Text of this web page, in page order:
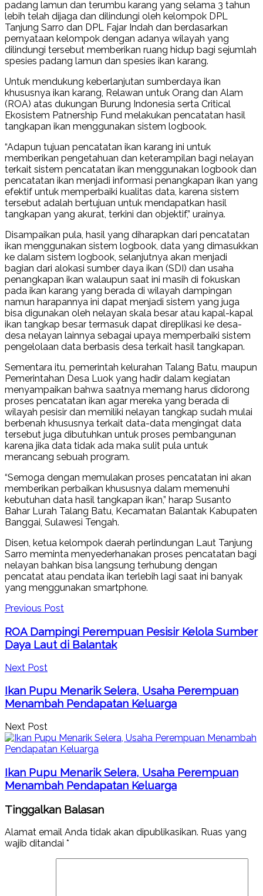
padang lamun dan terumbu karang yang selama 3 tahun
lebih telah dijaga dan dilindungi oleh kelompok DPL
Tanjung Sarro dan DPL Fajar Indah dan berdasarkan
pernyataan kelompok dengan adanya wilayah yang
dilindungi tersebut memberikan ruang hidup bagi sejumlah
spesies padang lamun dan spesies ikan karang.
Untuk mendukung keberlanjutan sumberdaya ikan
khususnya ikan karang, Relawan untuk Orang dan Alam
(ROA) atas dukungan Burung Indonesia serta Critical
Ekosistem Patnership Fund melakukan pencatatan hasil
tangkapan ikan menggunakan sistem logbook.
“Adapun tujuan pencatatan ikan karang ini untuk
memberikan pengetahuan dan keterampilan bagi nelayan
terkait sistem pencatatan ikan menggunakan logbook dan
pencatatan ikan menjadi informasi penangkapan ikan yang
efektif untuk memperbaiki kualitas data, karena sistem
tersebut adalah bertujuan untuk mendapatkan hasil
tangkapan yang akurat, terkini dan objektif,” urainya.
Disampaikan pula, hasil yang diharapkan dari pencatatan
ikan menggunakan sistem logbook, data yang dimasukkan
ke dalam sistem logbook, selanjutnya akan menjadi
bagian dari alokasi sumber daya ikan (SDI) dan usaha
penangkapan ikan walaupun saat ini masih di fokuskan
pada ikan karang yang berada di wilayah dampingan
namun harapannya ini dapat menjadi sistem yang juga
bisa digunakan oleh nelayan skala besar atau kapal-kapal
ikan tangkap besar termasuk dapat direplikasi ke desa-
desa nelayan lainnya sebagai upaya memperbaiki sistem
pengelolaan data berbasis desa terkait hasil tangkapan.
Sementara itu, pemerintah kelurahan Talang Batu, maupun
Pemerintahan Desa Luok yang hadir dalam kegiatan
menyampaikan bahwa saatnya memang harus didorong
proses pencatatan ikan agar mereka yang berada di
wilayah pesisir dan memiliki nelayan tangkap sudah mulai
berbenah khususnya terkait data-data mengingat data
tersebut juga dibutuhkan untuk proses pembangunan
karena jika data tidak ada maka sulit pula untuk
merancang sebuah program.
“Semoga dengan memulakan proses pencatatan ini akan
memberikan perbaikan khususnya dalam memenuhi
kebutuhan data hasil tangkapan ikan,” harap Susanto
Bahar Lurah Talang Batu, Kecamatan Balantak Kabupaten
Banggai, Sulawesi Tengah.
Disen, ketua kelompok daerah perlindungan Laut Tanjung
Sarro meminta menyederhanakan proses pencatatan bagi
nelayan bahkan bisa langsung terhubung dengan
pencatat atau pendata ikan terlebih lagi saat ini banyak
yang menggunakan smartphone.
Previous Post
ROA Dampingi Perempuan Pesisir Kelola Sumber
Daya Laut di Balantak
Next Post
Ikan Pupu Menarik Selera, Usaha Perempuan
Menambah Pendapatan Keluarga
Next Post
Ikan Pupu Menarik Selera, Usaha Perempuan
Menambah Pendapatan Keluarga
Tinggalkan Balasan
Alamat email Anda tidak akan dipublikasikan. Ruas yang
wajib ditandai *